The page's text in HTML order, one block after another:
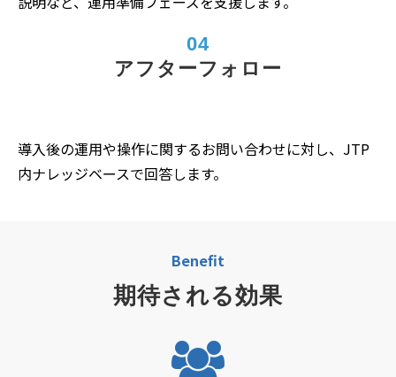
04
アフターフォロー
導入後の運用や操作に関するお問い合わせに対し、JTP
内ナレッジベースで回答します。
Benefit
期待される効果